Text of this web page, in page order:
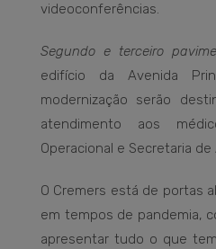
videoconferências.
Segundo e terceiro
edifício da Avenida
modernização serão
atendimento aos
Operacional e Secretaria
O Cremers está de portas
em tempos de pandemia,
apresentar tudo o que